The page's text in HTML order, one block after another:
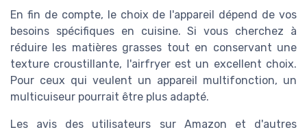
En fin de compte, le choix de l'appareil dépend de vos
besoins spécifiques en cuisine. Si vous cherchez à
réduire les matières grasses tout en conservant une
texture croustillante, l'airfryer est un excellent choix.
Pour ceux qui veulent un appareil multifonction, un
multicuiseur pourrait être plus adapté.
Les avis des utilisateurs sur Amazon et d'autres